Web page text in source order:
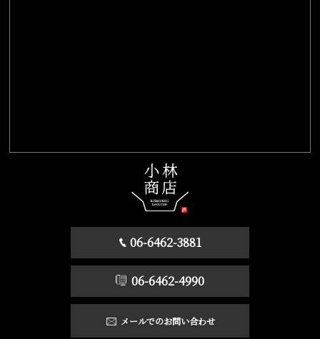
06-6462-3881
06-6462-4990
メールでのお問い合わせ